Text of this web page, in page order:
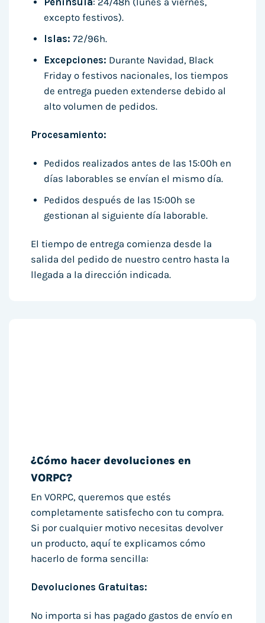
excepto festivos).
Islas: 72/96h.
Excepciones: Durante Navidad, Black
Friday o festivos nacionales, los tiempos
de entrega pueden extenderse debido al
alto volumen de pedidos.
Procesamiento:
Pedidos realizados antes de las 15:00h en
días laborables se envían el mismo día.
Pedidos después de las 15:00h se
gestionan al siguiente día laborable.
El tiempo de entrega comienza desde la
salida del pedido de nuestro centro hasta la
llegada a la dirección indicada.
¿Cómo hacer devoluciones en
VORPC?
En VORPC, queremos que estés
completamente satisfecho con tu compra.
Si por cualquier motivo necesitas devolver
un producto, aquí te explicamos cómo
hacerlo de forma sencilla:
Devoluciones Gratuitas:
No importa si has pagado gastos de envío en